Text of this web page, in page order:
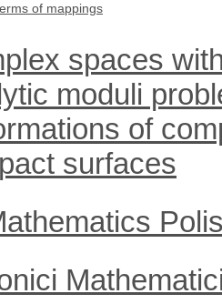
of mappings
spaces
moduli
of
surfaces